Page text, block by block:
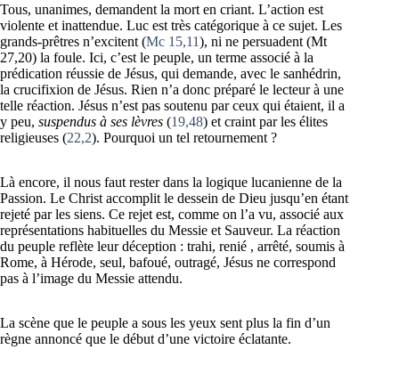
Tous, unanimes, demandent la mort en criant. L’action est
violente et inattendue. Luc est très catégorique à ce sujet. Les
grands-prêtres n’excitent (Mc 15,11), ni ne persuadent (Mt
27,20) la foule. Ici, c’est le peuple, un terme associé à la
prédication réussie de Jésus, qui demande, avec le sanhédrin,
la crucifixion de Jésus. Rien n’a donc préparé le lecteur à une
telle réaction. Jésus n’est pas soutenu par ceux qui étaient, il a
y peu, suspendus à ses lèvres (19,48) et craint par les élites
religieuses (22,2). Pourquoi un tel retournement ?
Là encore, il nous faut rester dans la logique lucanienne de la
Passion. Le Christ accomplit le dessein de Dieu jusqu’en étant
rejeté par les siens. Ce rejet est, comme on l’a vu, associé aux
représentations habituelles du Messie et Sauveur. La réaction
du peuple reflète leur déception : trahi, renié , arrêté, soumis à
Rome, à Hérode, seul, bafoué, outragé, Jésus ne correspond
pas à l’image du Messie attendu.
La scène que le peuple a sous les yeux sent plus la fin d’un
règne annoncé que le début d’une victoire éclatante.